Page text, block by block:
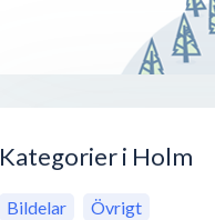
Kategorier i Holm
Bildelar Övrigt